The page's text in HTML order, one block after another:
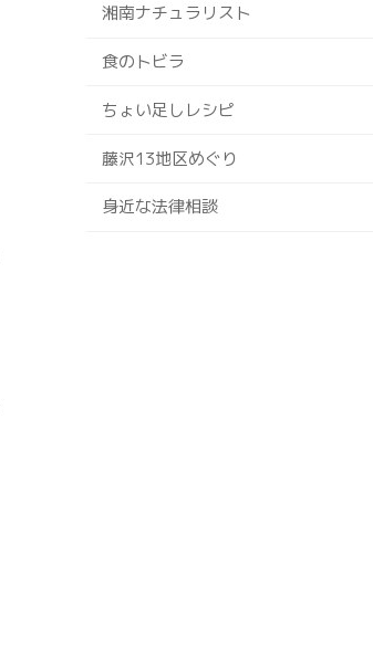
湘南ナチュラリスト
食のトビラ
ちょい足しレシピ
藤沢13地区めぐり
身近な法律相談